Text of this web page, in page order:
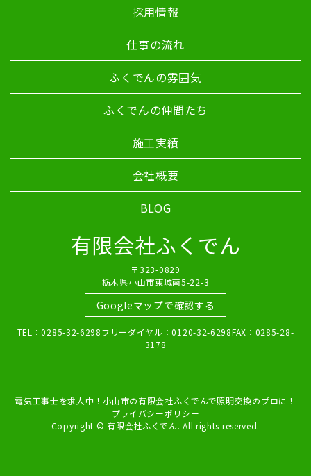
採用情報
仕事の流れ
ふくでんの雰囲気
ふくでんの仲間たち
施工実績
会社概要
BLOG
有限会社ふくでん
〒323-0829
栃木県小山市東城南5-22-3
Googleマップで確認する
TEL：0285-32-6298フリーダイヤル：0120-32-6298FAX：0285-28-
3178
電気工事士を求人中！小山市の有限会社ふくでんで照明交換のプロに！
プライバシーポリシー
Copyright © 有限会社ふくでん. All rights reserved.